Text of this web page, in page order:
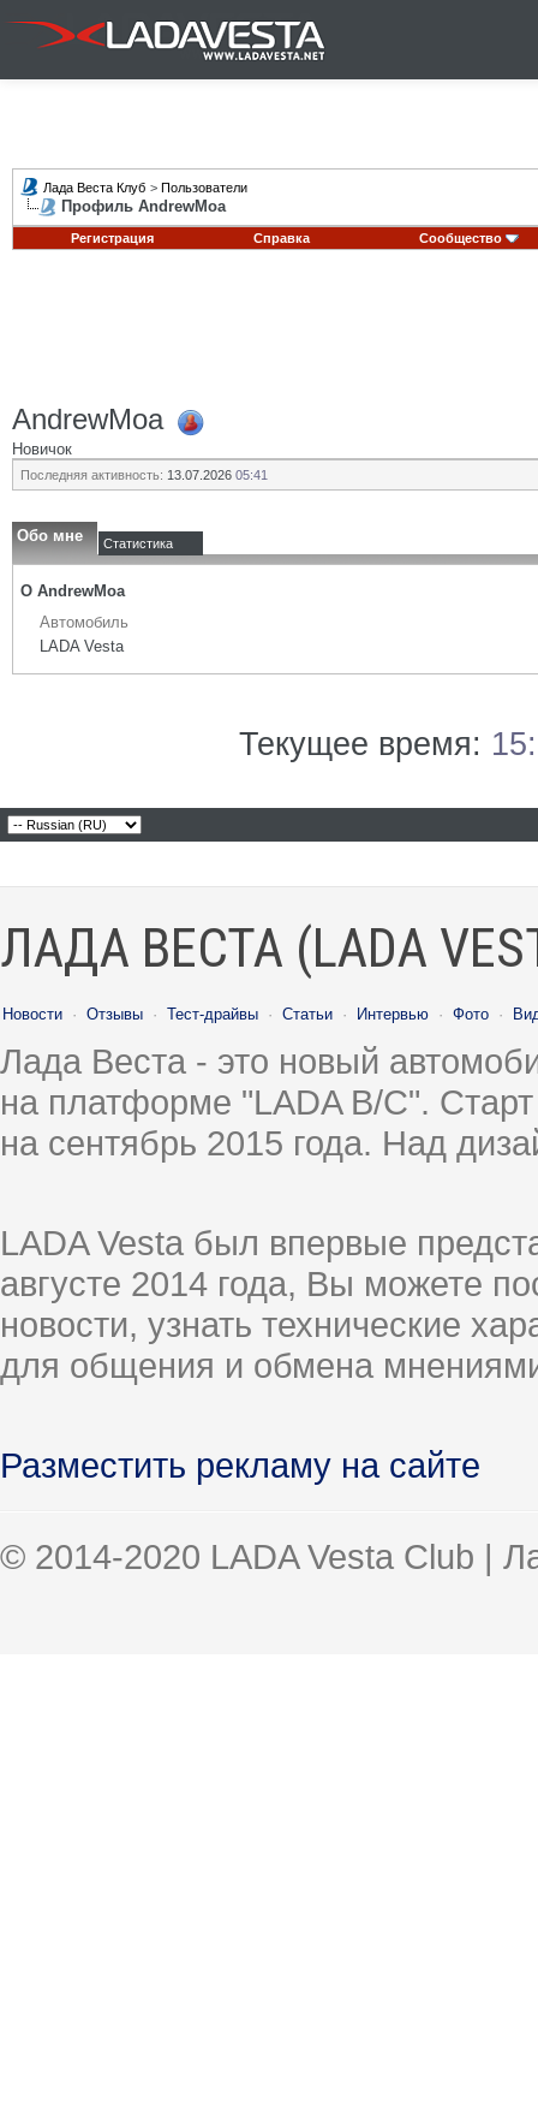
Лада Веста Клуб > Пользователи
Профиль AndrewMoa
Регистрация Справка Сообщество
AndrewMoa
Новичок
Последняя активность: 13.07.2026 05:41
Обо мне Статистика
О AndrewMoa
Автомобиль
LADA Vesta
Текущее время:
ЛАДА ВЕСТА (LADA
Новости · Отзывы · Тест-драйвы · Статьи · Интервью · Фото ·
Лада Веста - это новый
на платформе "LADA B/C".
на сентябрь 2015 года. Над
LADA Vesta был впервые
августе 2014 года, Вы можете
новости, узнать технические
для общения и обмена
Разместить рекламу на сайте
© 2014-2020 LADA Vesta Club |